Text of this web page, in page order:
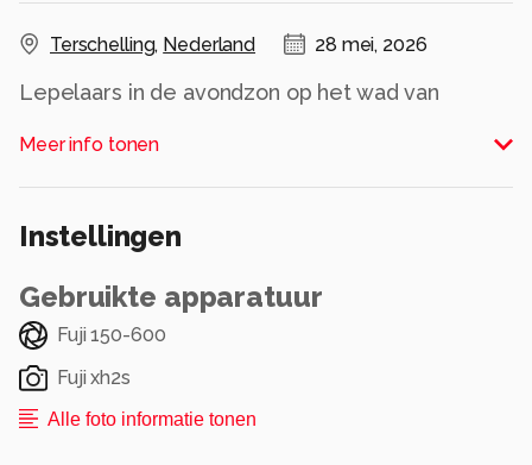
Terschelling, Nederland 28 mei, 2026
Lepelaars in de avondzon op het wad van
Meer info tonen
Instellingen
Gebruikte apparatuur
Fuji 150-600
Fuji xh2s
Alle foto informatie tonen